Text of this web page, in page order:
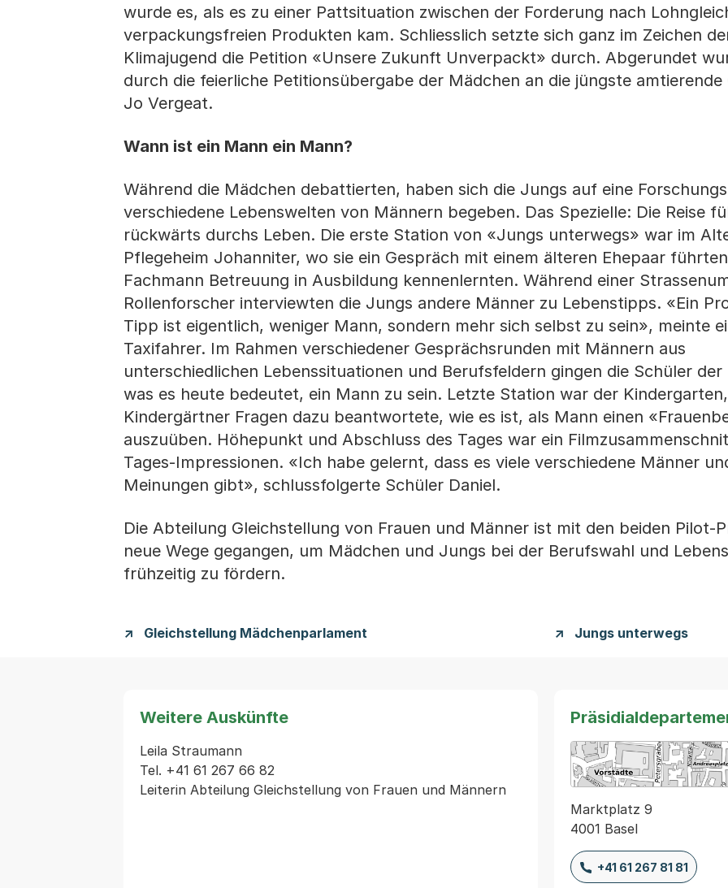
wurde es, als es zu einer Pattsituation zwischen der Forderung nach
verpackungsfreien Produkten kam. Schliesslich setzte sich ganz im Zeichen
Klimajugend die Petition «Unsere Zukunft Unverpackt» durch. Abgerundet
durch die feierliche Petitionsübergabe der Mädchen an die jüngste amtierende
Jo Vergeat.
Wann ist ein Mann ein Mann?
Während die Mädchen debattierten, haben sich die Jungs auf eine
verschiedene Lebenswelten von Männern begeben. Das Spezielle: Die Reise
rückwärts durchs Leben. Die erste Station von «Jungs unterwegs» war im
Pflegeheim Johanniter, wo sie ein Gespräch mit einem älteren Ehepaar
Fachmann Betreuung in Ausbildung kennenlernten. Während einer
Rollenforscher interviewten die Jungs andere Männer zu Lebenstipps. «Ein
Tipp ist eigentlich, weniger Mann, sondern mehr sich selbst zu sein», meinte
Taxifahrer. Im Rahmen verschiedener Gesprächsrunden mit Männern aus
unterschiedlichen Lebenssituationen und Berufsfeldern gingen die Schüler der
was es heute bedeutet, ein Mann zu sein. Letzte Station war der
Kindergärtner Fragen dazu beantwortete, wie es ist, als Mann einen
auszuüben. Höhepunkt und Abschluss des Tages war ein
Tages-Impressionen. «Ich habe gelernt, dass es viele verschiedene Männer
Meinungen gibt», schlussfolgerte Schüler Daniel.
Die Abteilung Gleichstellung von Frauen und Männer ist mit den beiden Pilot-
neue Wege gegangen, um Mädchen und Jungs bei der Berufswahl und
frühzeitig zu fördern.
Gleichstellung Mädchenparlament Jungs unterwegs
Weitere Auskünfte
Leila Straumann
Tel. +41 61 267 66 82
Marktplatz 9
4001 Basel
+41 61 267 81 81